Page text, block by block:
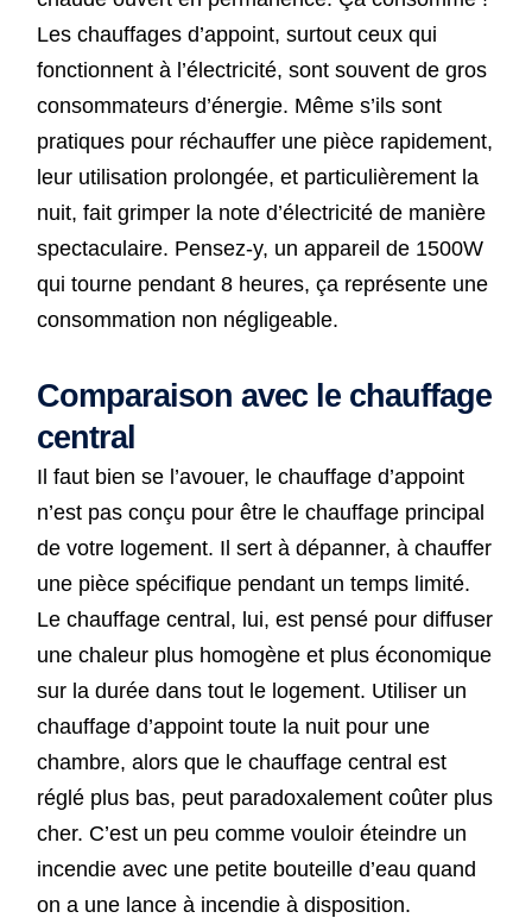
Les chauffages d’appoint, surtout ceux qui
fonctionnent à l’électricité, sont souvent de gros
consommateurs d’énergie. Même s’ils sont
pratiques pour réchauffer une pièce rapidement,
leur utilisation prolongée, et particulièrement la
nuit, fait grimper la note d’électricité de manière
spectaculaire. Pensez-y, un appareil de 1500W
qui tourne pendant 8 heures, ça représente une
consommation non négligeable.
Comparaison avec le chauffage
central
Il faut bien se l’avouer, le chauffage d’appoint
n’est pas conçu pour être le chauffage principal
de votre logement. Il sert à dépanner, à chauffer
une pièce spécifique pendant un temps limité.
Le chauffage central, lui, est pensé pour diffuser
une chaleur plus homogène et plus économique
sur la durée dans tout le logement. Utiliser un
chauffage d’appoint toute la nuit pour une
chambre, alors que le chauffage central est
réglé plus bas, peut paradoxalement coûter plus
cher. C’est un peu comme vouloir éteindre un
incendie avec une petite bouteille d’eau quand
on a une lance à incendie à disposition.